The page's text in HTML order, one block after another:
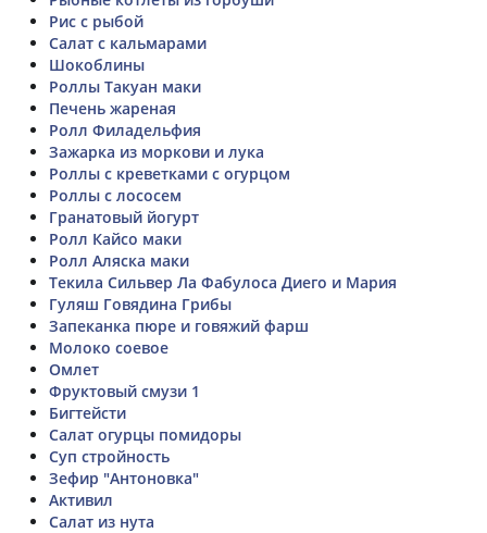
Рис с рыбой
Салат с кальмарами
Шокоблины
Роллы Такуан маки
Печень жареная
Ролл Филадельфия
Зажарка из моркови и лука
Роллы с креветками с огурцом
Роллы с лососем
Гранатовый йогурт
Ролл Кайсо маки
Ролл Аляска маки
Текила Сильвер Ла Фабулоса Диего и Мария
Гуляш Говядина Грибы
Запеканка пюре и говяжий фарш
Молоко соевое
Омлет
Фруктовый смузи 1
Бигтейсти
Салат огурцы помидоры
Суп стройность
Зефир "Антоновка"
Активил
Салат из нута